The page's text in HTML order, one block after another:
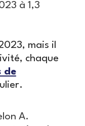
à 1,3
mais il
chaque
de
A.